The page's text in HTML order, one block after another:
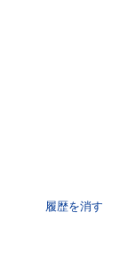
履歴を消す